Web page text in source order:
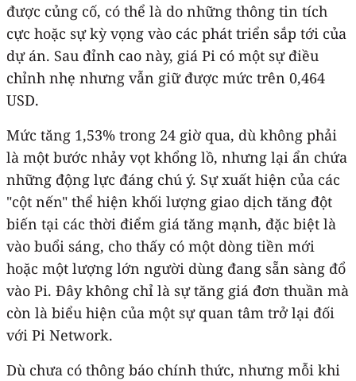
được củng cố, có thể là do những thông tin tích
cực hoặc sự kỳ vọng vào các phát triển sắp tới của
dự án. Sau đỉnh cao này, giá Pi có một sự điều
chỉnh nhẹ nhưng vẫn giữ được mức trên 0,464
USD.
Mức tăng 1,53% trong 24 giờ qua, dù không phải
là một bước nhảy vọt khổng lồ, nhưng lại ẩn chứa
những động lực đáng chú ý. Sự xuất hiện của các
"cột nến" thể hiện khối lượng giao dịch tăng đột
biến tại các thời điểm giá tăng mạnh, đặc biệt là
vào buổi sáng, cho thấy có một dòng tiền mới
hoặc một lượng lớn người dùng đang sẵn sàng đổ
vào Pi. Đây không chỉ là sự tăng giá đơn thuần mà
còn là biểu hiện của một sự quan tâm trở lại đối
với Pi Network.
Dù chưa có thông báo chính thức, nhưng mỗi khi